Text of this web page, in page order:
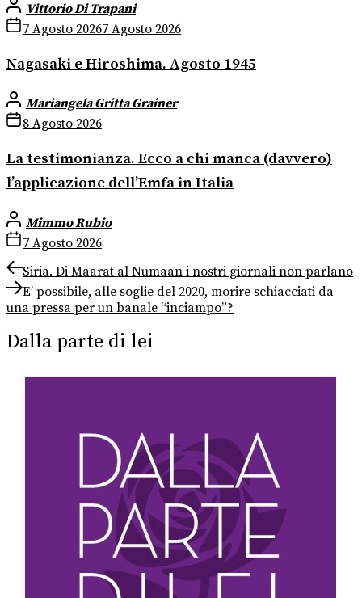
Vittorio Di Trapani
7 Agosto 20267 Agosto 2026
Nagasaki e Hiroshima. Agosto 1945
Mariangela Gritta Grainer
8 Agosto 2026
La testimonianza. Ecco a chi manca (davvero)
l’applicazione dell’Emfa in Italia
Mimmo Rubio
7 Agosto 2026
Navigazione
articoli
Previous
post:
Siria. Di Maarat al Numaan i nostri giornali non parlano
Next
post:
E’ possibile, alle soglie del 2020, morire schiacciati da
una pressa per un banale “inciampo”?
Dalla parte di lei